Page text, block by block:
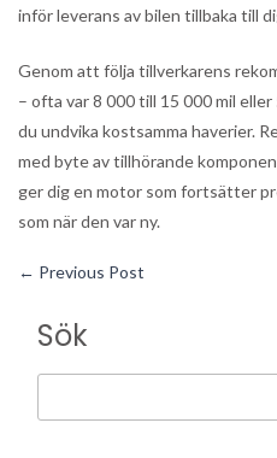
inför leverans av bilen tillbaka till
Genom att följa tillverkarens
– ofta var 8 000 till 15 000 mil
du undvika kostsamma haverier.
med byte av tillhörande
ger dig en motor som fortsätter
som när den var ny.
← Previous Post
Sök